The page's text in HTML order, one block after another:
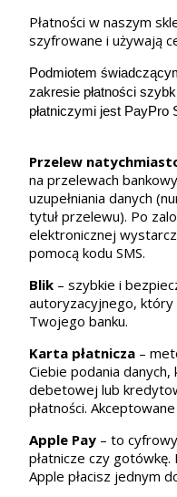
Płatności w naszym
szyfrowane i używają
Podmiotem
zakresie płatności
płatniczymi jest PayPro
Przelew
na przelewach
uzupełniania danych
tytuł przelewu). Po
elektronicznej
pomocą kodu SMS.
Blik – szybkie i
autoryzacyjnego,
Twojego banku.
Karta płatnicza –
Ciebie podania
debetowej lub
płatności.
Apple Pay – to
płatnicze czy
Apple płacisz jednym